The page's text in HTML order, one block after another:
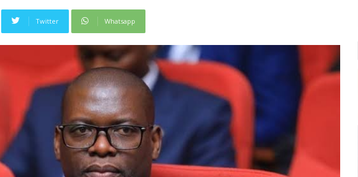
Twitter Whatsapp